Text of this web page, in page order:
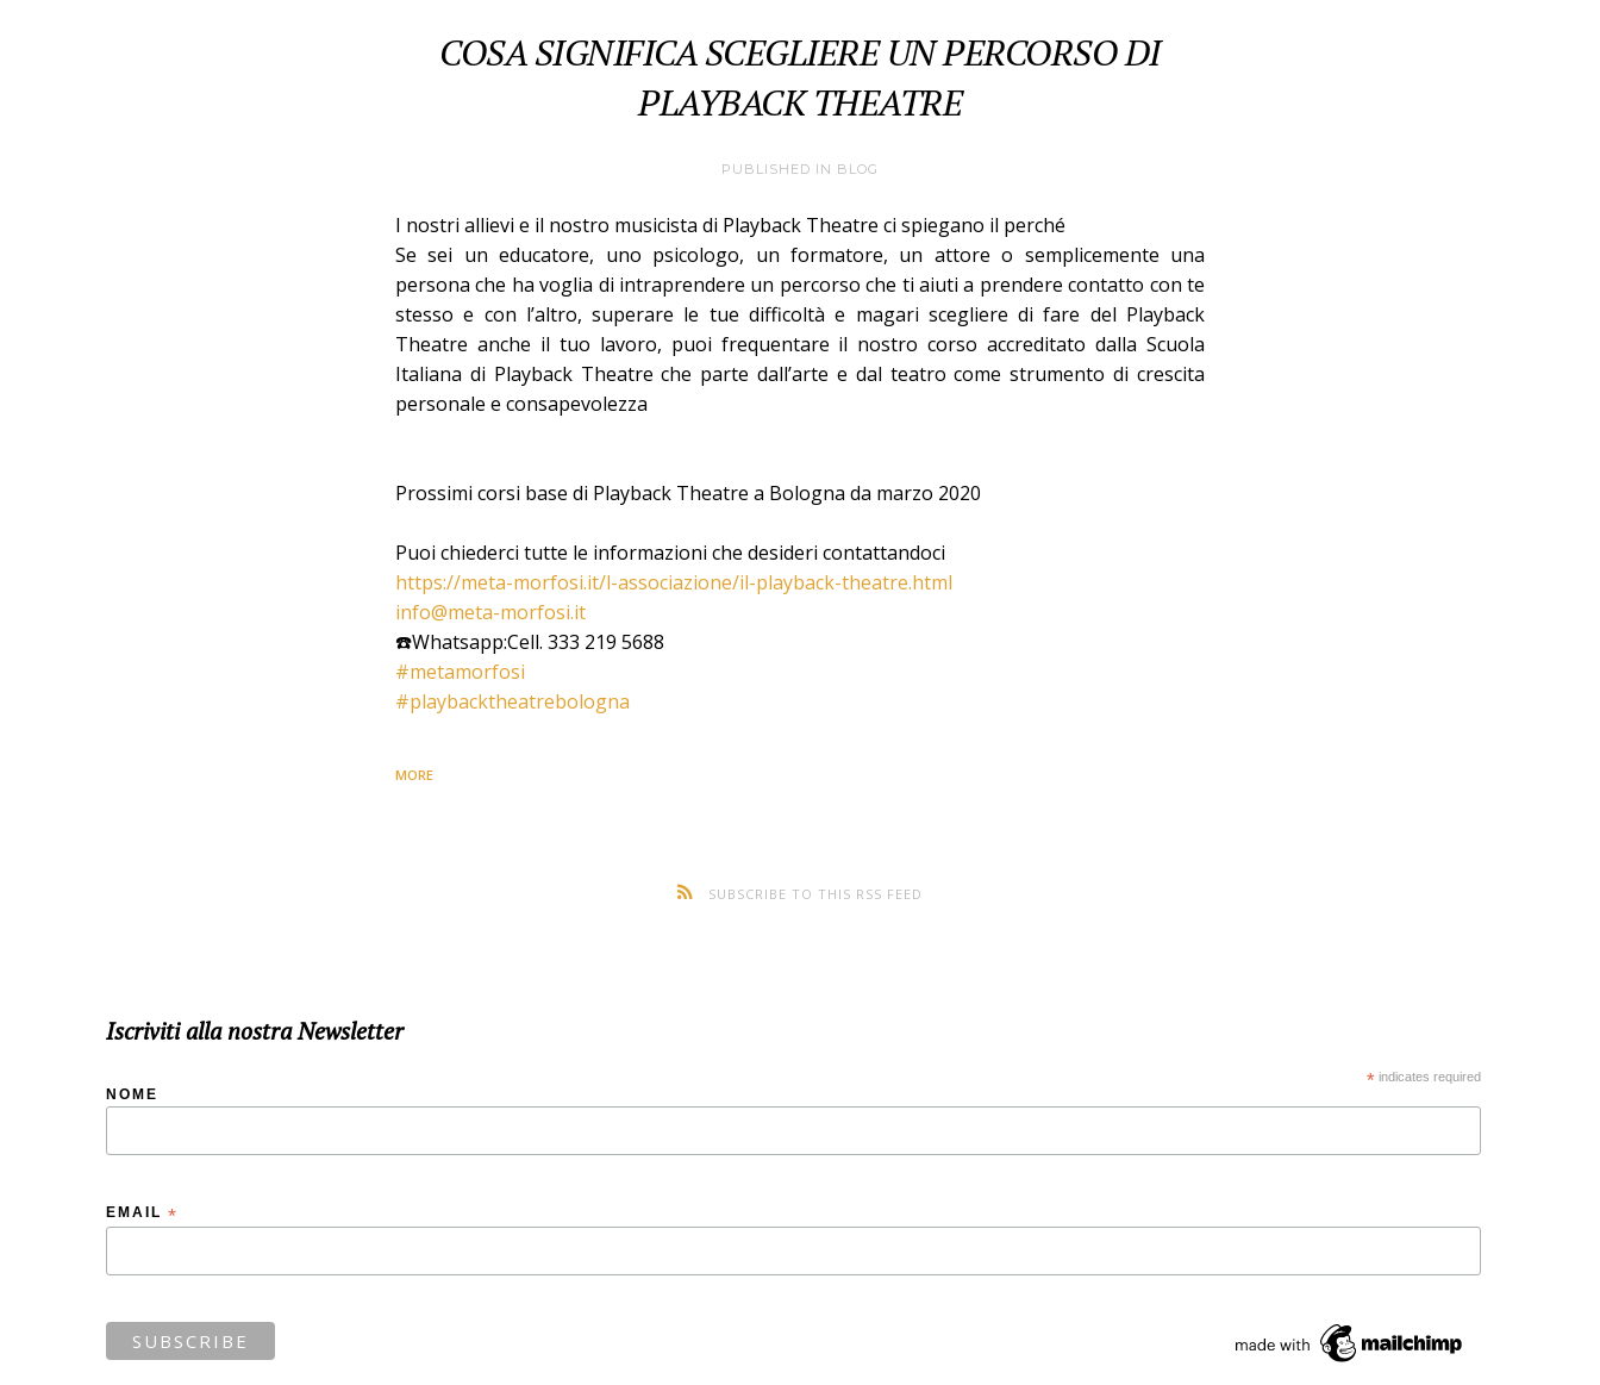
COSA SIGNIFICA SCEGLIERE UN PERCORSO DI
PLAYBACK THEATRE
PUBLISHED IN BLOG
I nostri allievi e il nostro musicista di Playback Theatre ci spiegano il perché
Se sei un educatore, uno psicologo, un formatore, un attore o semplicemente una
persona che ha voglia di intraprendere un percorso che ti aiuti a prendere contatto con te
stesso e con l’altro, superare le tue difficoltà e magari scegliere di fare del Playback
Theatre anche il tuo lavoro, puoi frequentare il nostro corso accreditato dalla Scuola
Italiana di Playback Theatre che parte dall’arte e dal teatro come strumento di crescita
personale e consapevolezza
Prossimi corsi base di Playback Theatre a Bologna da marzo 2020
Puoi chiederci tutte le informazioni che desideri contattandoci
https://meta-morfosi.it/l-associazione/il-playback-theatre.html
info@meta-morfosi.it
☎️Whatsapp:Cell. 333 219 5688
#metamorfosi
#playbacktheatrebologna
MORE
SUBSCRIBE TO THIS RSS FEED
Iscriviti alla nostra Newsletter
*indicates required
NOME
EMAIL*